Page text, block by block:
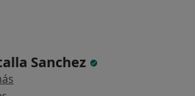
Sanchez